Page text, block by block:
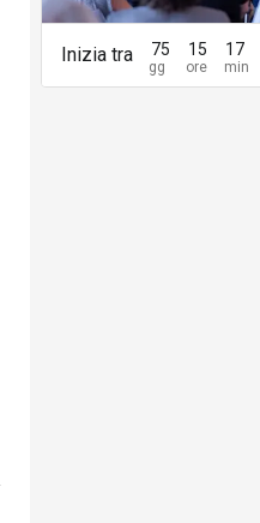
Inizia tra 75 15 17